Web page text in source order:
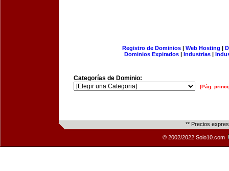
Registro de Dominios| Web Hosting |
Dominios Expirados | Industrias |
Categorías de Dominio:
[Pág.
** Precios
© 2002/2022 Solo10.com